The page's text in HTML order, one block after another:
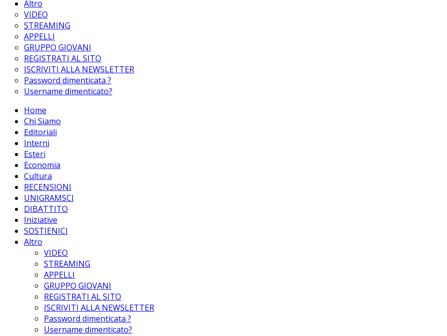
Altro
VIDEO
STREAMING
APPELLI
GRUPPO GIOVANI
REGISTRATI AL SITO
ISCRIVITI ALLA NEWSLETTER
Password dimenticata ?
Username dimenticato?
Home
Chi Siamo
Editoriali
Interni
Esteri
Economia
Cultura
RECENSIONI
UNIGRAMSCI
DIBATTITO
Iniziative
SOSTIENICI
Altro
VIDEO
STREAMING
APPELLI
GRUPPO GIOVANI
REGISTRATI AL SITO
ISCRIVITI ALLA NEWSLETTER
Password dimenticata ?
Username dimenticato?